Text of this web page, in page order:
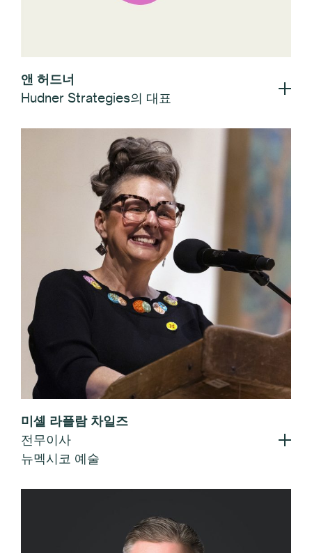
앤 허드너
Hudner Strategies의 대표
미셸 라플람 차일즈
전무이사
뉴멕시코 예술